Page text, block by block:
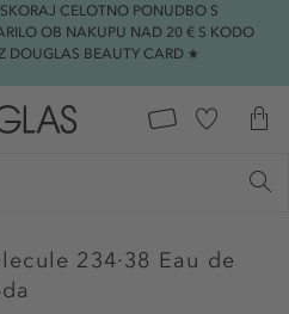
CELOTNO PONUDBO S
OB NAKUPU NAD 20 € S KODO
DOUGLAS BEAUTY CARD ★
234·38 Eau de